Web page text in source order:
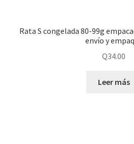
Rata S congelada 80-99g
envío y
Q34.00
Leer más